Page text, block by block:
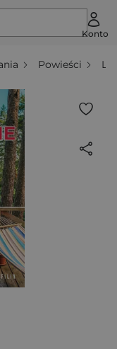
Konto
Powieści